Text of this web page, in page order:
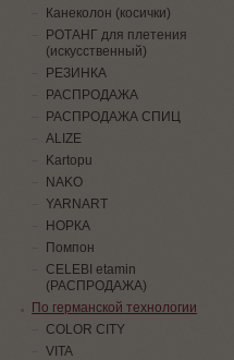
Канеколон (косички)
РОТАНГ для плетения
(искусственный)
PЕЗИНКА
РАСПРОДАЖА
РАСПРОДАЖА СПИЦ
ALIZE
Kartopu
NAKO
YARNART
НОРКА
Помпон
СELEBI etamin
(РАСПРОДАЖА)
По германской технологии
COLOR CITY
VITA